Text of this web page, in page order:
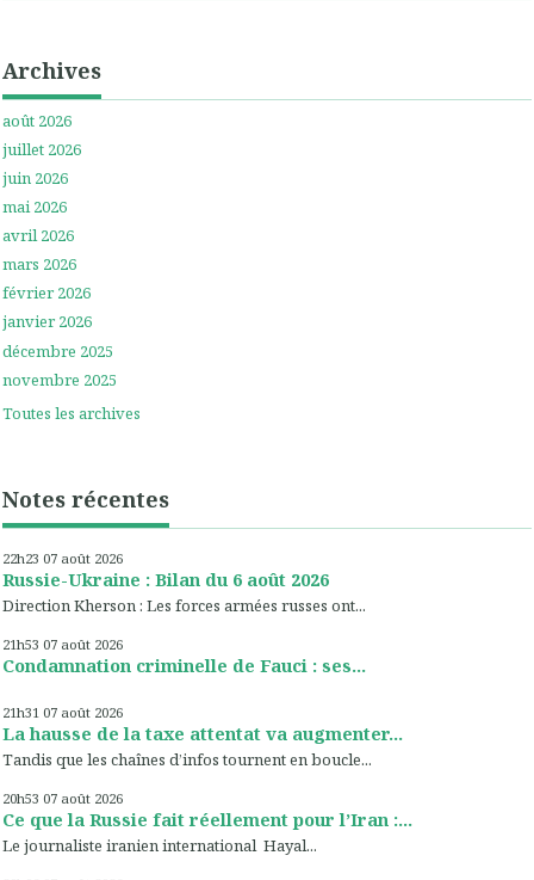
Archives
août 2026
juillet 2026
juin 2026
mai 2026
avril 2026
mars 2026
février 2026
janvier 2026
décembre 2025
novembre 2025
Toutes les archives
Notes récentes
22h23 07 août 2026
Russie-Ukraine : Bilan du 6 août 2026
Direction Kherson : Les forces armées russes ont...
21h53 07 août 2026
Condamnation criminelle de Fauci : ses...
21h31 07 août 2026
La hausse de la taxe attentat va augmenter...
Tandis que les chaînes d’infos tournent en boucle...
20h53 07 août 2026
Ce que la Russie fait réellement pour l’Iran :...
Le journaliste iranien international Hayal...